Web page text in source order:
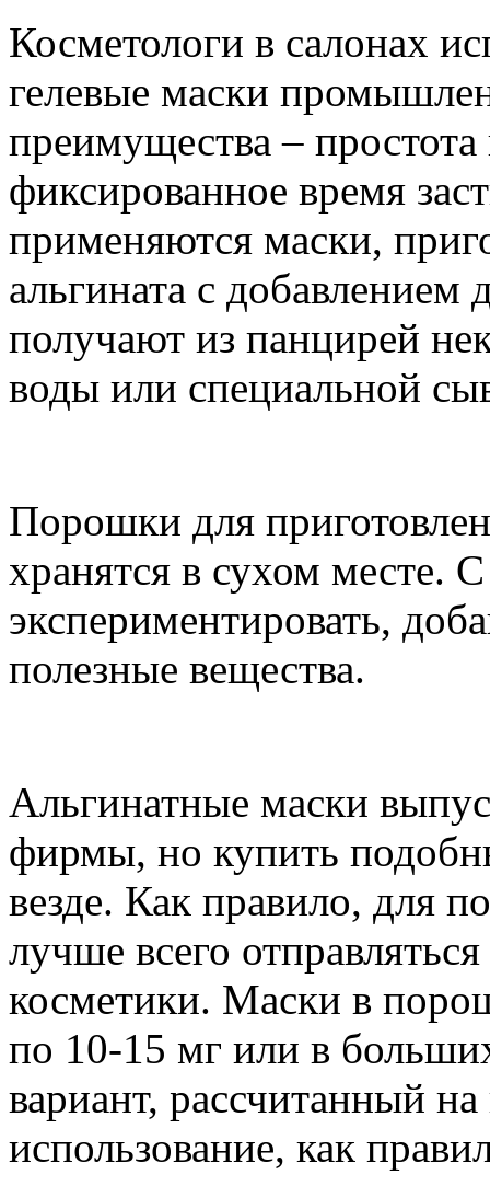
Косметологи в салонах
гелевые маски
преимущества – простота
фиксированное время
применяются маски,
альгината с добавлением
получают из панцирей
воды или специальной
Порошки для
хранятся в сухом месте.
экспериментировать,
полезные вещества.
Альгинатные маски
фирмы, но купить
везде. Как правило, для
лучше всего
косметики. Маски в
по 10-15 мг или в
вариант, рассчитанный
использование, как